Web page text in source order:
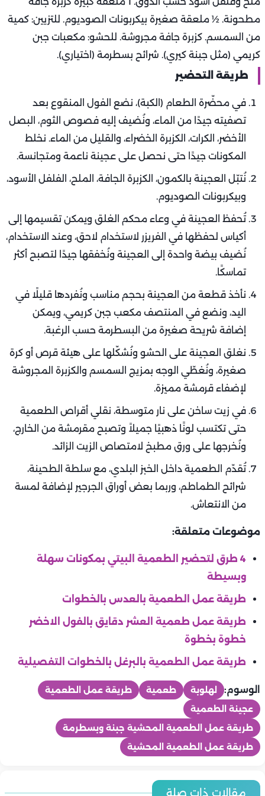
مطحونة. ½ ملعقة صغيرة بيكربونات الصوديوم. للتزيين: كمية
من السمسم. كزبرة جافة مجروشة. للحشو: مكعبات جبن
كريمي (مثل جبنة كيري). شرائح بسطرمة (اختياري).
طريقة التحضير
في محضّرة الطعام (الكبة)، نضع الفول المنقوع بعد
تصفيته جيدًا من الماء، ونُضيف إليه فصوص الثوم، البصل
الأخضر، الكرات، الكزبرة الخضراء، والقليل من الماء. نخلط
المكونات جيدًا حتى نحصل على عجينة ناعمة ومتجانسة.
نُتبّل العجينة بالكمون، الكزبرة الجافة، الملح، الفلفل الأسود،
وبيكربونات الصوديوم.
تُحفظ العجينة في وعاء محكم الغلق ويمكن تقسيمها إلى
أكياس لحفظها في الفريزر لاستخدام لاحق، وعند الاستخدام،
نُضيف بيضة واحدة إلى العجينة ونُخفقها جيدًا لتصبح أكثر
تماسكًا.
نأخذ قطعة من العجينة بحجم مناسب ونُفردها قليلًا في
اليد، ونضع في المنتصف مكعب جبن كريمي، ويمكن
إضافة شريحة صغيرة من البسطرمة حسب الرغبة.
نغلق العجينة على الحشو ونُشكّلها على هيئة قرص أو كرة
صغيرة، ونُغطّي الوجه بمزيج السمسم والكزبرة المجروشة
لإضفاء قرمشة مميزة.
في زيت ساخن على نار متوسطة، نقلي أقراص الطعمية
حتى تكتسب لونًا ذهبيًا جميلاً وتصبح مقرمشة من الخارج،
ونُخرجها على ورق مطبخ لامتصاص الزيت الزائد.
تُقدّم الطعمية داخل الخبز البلدي، مع سلطة الطحينة،
شرائح الطماطم، وربما بعض أوراق الجرجير لإضافة لمسة
من الانتعاش.
موضوعات متعلقة:
4 طرق لتحضير الطعمية البيتي بمكونات سهلة
وبسيطة
طريقة عمل الطعمية بالعدس بالخطوات
طريقة عمل طعمية العشر دقايق بالفول الاخضر
خطوة بخطوة
طريقة عمل الطعمية بالبرغل بالخطوات التفصيلية
الوسوم: لهلوبة طعمية
طريقة عمل الطعمية
عجينة الطعمية
طريقة عمل الطعمية المحشية جبنة وبسطرمة
طريقة عمل الطعمية المحشية
مقالات ذات صلة